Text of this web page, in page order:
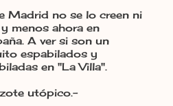
Madrid no se lo creen ni
menos ahora en
A ver si son un
espabilados y
en "La Villa".
utópico.-